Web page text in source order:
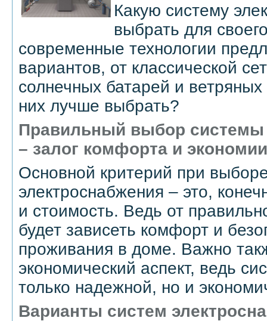
Какую систему
выбрать для
современные технологии
вариантов, от классической
солнечных батарей и
них лучше выбрать?
Правильный выбор системы
– залог комфорта и
Основной критерий при
электроснабжения – это,
и стоимость. Ведь от
будет зависеть комфорт и
проживания в доме. Важно
экономический аспект, ведь
только надежной, но и
Варианты систем